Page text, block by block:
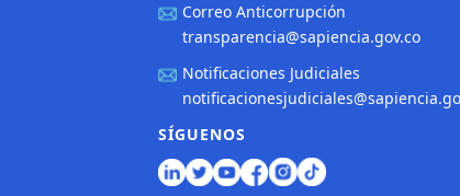
Correo Anticorrupción
transparencia@sapiencia.gov.co
Notificaciones Judiciales
SÍGUENOS